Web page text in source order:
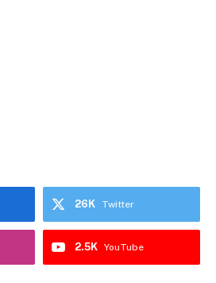
Twitter
26K
YouTube
2.5K